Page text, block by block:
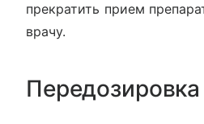
прекратить прием
врачу.
Передозировка